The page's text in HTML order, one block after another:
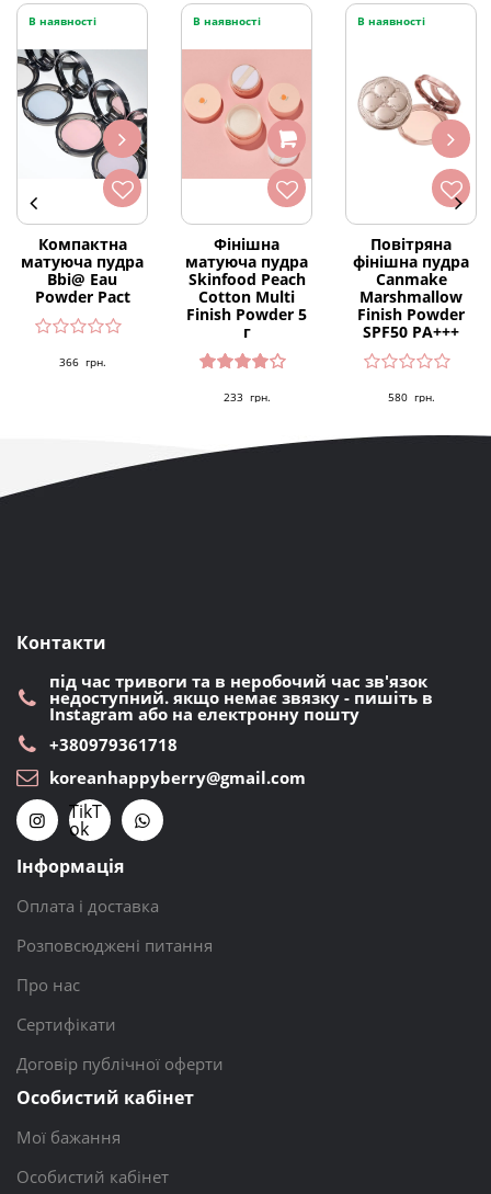
В наявності
Компактна
матуюча пудра
Bbi@ Eau
Powder Pact
366 грн.
В наявності
Фінішна
матуюча пудра
Skinfood Peach
Cotton Multi
Finish Powder 5
г
о в4.00
233 грн.
В наявності
Повітряна
фінішна пудра
Canmake
Marshmallow
Finish Powder
SPF50 PA+++
580 грн.
Контакти
під час тривоги та в неробочий час зв'язок
недоступний. якщо немає звязку - пишіть в
Instagram або на електронну пошту
+380979361718
koreanhappyberry@gmail.com
TikT
ok
Інформація
Оплата і доставка
Розповсюджені питання
Про нас
Сертифікати
Договір публічної оферти
Особистий кабінет
Мої бажання
Особистий кабінет